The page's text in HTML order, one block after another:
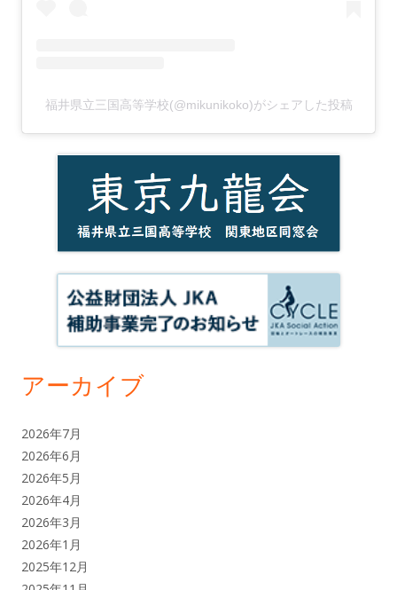
福井県立三国高等学校(@mikunikoko)がシェアした投稿
アーカイブ
2026年7月
2026年6月
2026年5月
2026年4月
2026年3月
2026年1月
2025年12月